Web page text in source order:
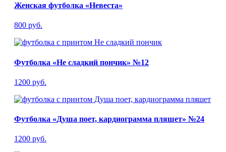
Женская футболка «Невеста»
800 руб.
Футболка «Не сладкий пончик» №12
1200 руб.
Футболка «Душа поет, кардиограмма пляшет» №24
1200 руб.